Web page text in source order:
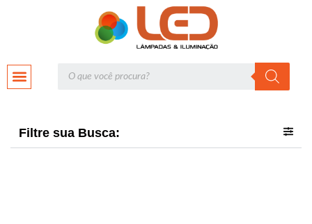
Filtre sua Busca: